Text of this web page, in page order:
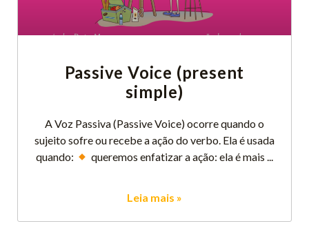
Passive Voice (present
simple)
A Voz Passiva (Passive Voice) ocorre quando o
sujeito sofre ou recebe a ação do verbo. Ela é usada
quando:
queremos enfatizar a ação: ela é mais
Leia mais »